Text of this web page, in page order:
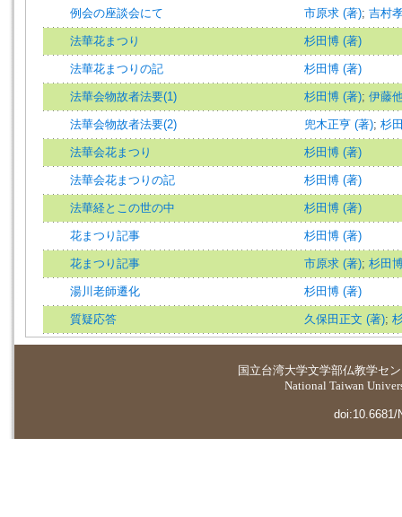
例会の座談会にて 市原求 (著); 吉村
法華花まつり 杉田博 (著)
法華花まつりの記 杉田博 (著)
法華会物故者法要(1) 杉田博 (著); 伊藤
法華会物故者法要(2) 兜木正亨 (著); 杉
法華会花まつり 杉田博 (著)
法華会花まつりの記 杉田博 (著)
法華経とこの世の中 杉田博 (著)
花まつり記事 杉田博 (著)
花まつり記事 市原求 (著); 杉田
湯川老師遷化 杉田博 (著)
質疑応答 久保田正文 (著);
国立台湾大学文学部仏教学セ
National Taiwan
doi:10.6681/